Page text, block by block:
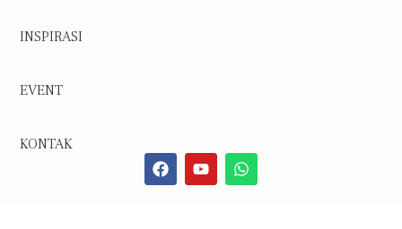
INSPIRASI
EVENT
KONTAK